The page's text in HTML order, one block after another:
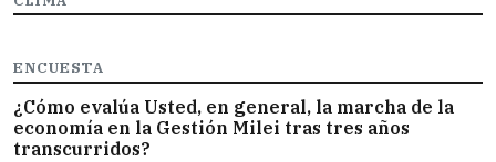
ENCUESTA
¿Cómo evalúa Usted, en general, la marcha de la
economía en la Gestión Milei tras tres años
transcurridos?